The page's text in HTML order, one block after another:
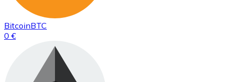
BitcoinBTC
0 €